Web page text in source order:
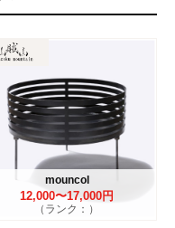
mouncol
12,000〜17,000円
（ランク：）